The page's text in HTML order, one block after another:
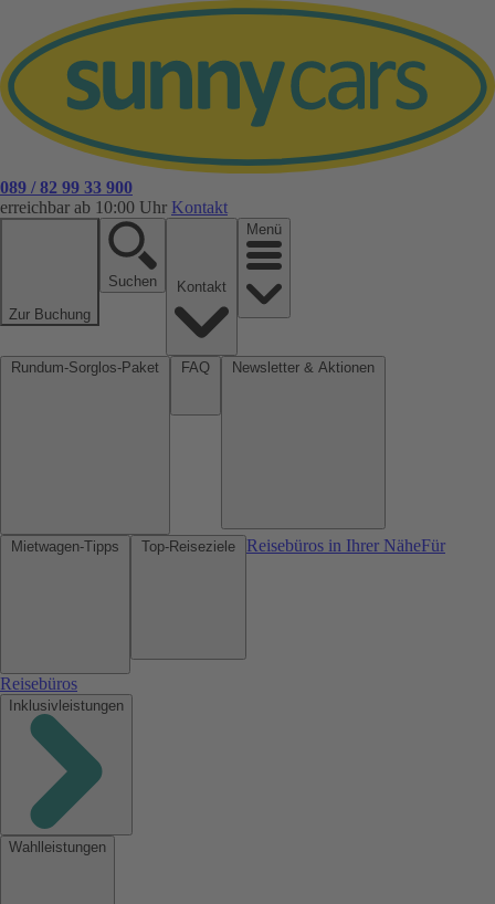
089 / 82 99 33 900
erreichbar ab 10:00 Uhr Kontakt
Zur Buchung
Suchen
Menü
Reisebüros in Ihrer NäheFür
Reisebüros
Inklusivleistungen
Wahlleistungen